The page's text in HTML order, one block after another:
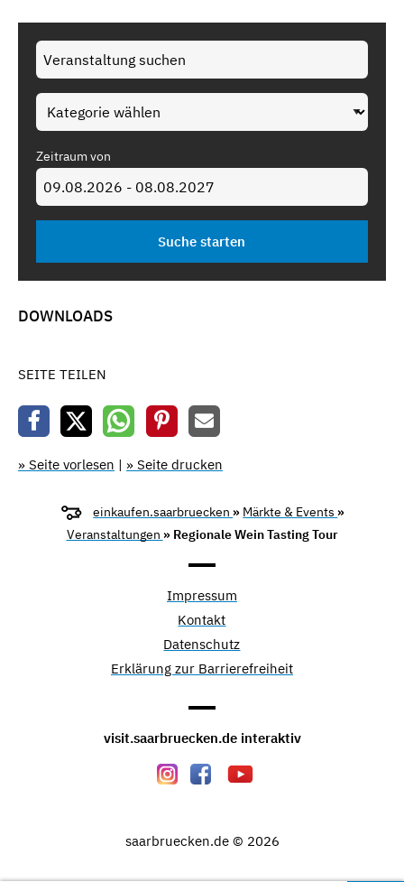
Zeitraum von
DOWNLOADS
SEITE TEILEN
» Seite vorlesen | » Seite drucken
einkaufen.saarbruecken » Märkte & Events »
Veranstaltungen » Regionale Wein Tasting Tour
Impressum
Kontakt
Datenschutz
Erklärung zur Barrierefreiheit
visit.saarbruecken.de interaktiv
saarbruecken.de © 2026